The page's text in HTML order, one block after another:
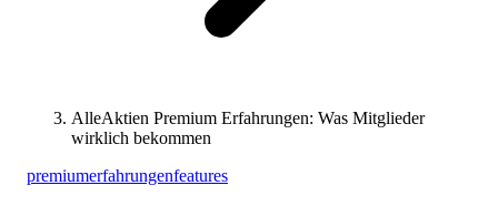
AlleAktien Premium Erfahrungen: Was Mitglieder
wirklich bekommen
premiumerfahrungenfeatures